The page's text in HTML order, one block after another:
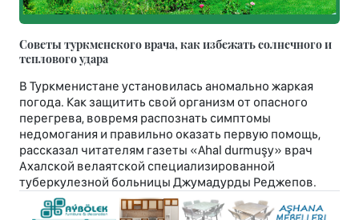
Советы туркменского врача, как избежать солнечного и
теплового удара
В Туркменистане установилась аномально жаркая
погода. Как защитить свой организм от опасного
перегрева, вовремя распознать симптомы
недомогания и правильно оказать первую помощь,
рассказал читателям газеты «Ahal durmuşy» врач
Ахалской велаятской специализированной
туберкулезной больницы Джумадурды Реджепов.